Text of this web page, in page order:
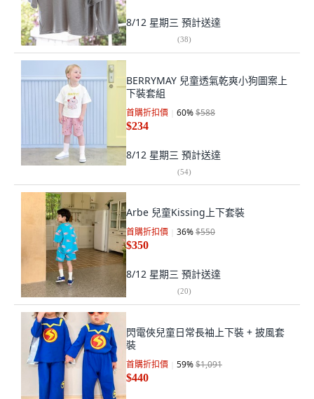
8/12 星期三 預計送達
(38)
BERRYMAY 兒童透氣乾爽小狗圖案上
下裝套組
首購折扣價 60%$588
$234
8/12 星期三 預計送達
(54)
Arbe 兒童Kissing上下套裝
首購折扣價 36%$550
$350
8/12 星期三 預計送達
(20)
閃電俠兒童日常長袖上下裝 + 披風套
裝
首購折扣價 59%$1,091
$440